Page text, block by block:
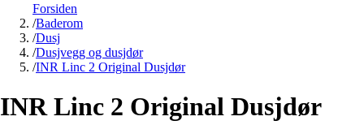
Forsiden
/Baderom
/Dusj
/Dusjvegg og dusjdør
/INR Linc 2 Original Dusjdør
INR Linc 2 Original Dusjdør